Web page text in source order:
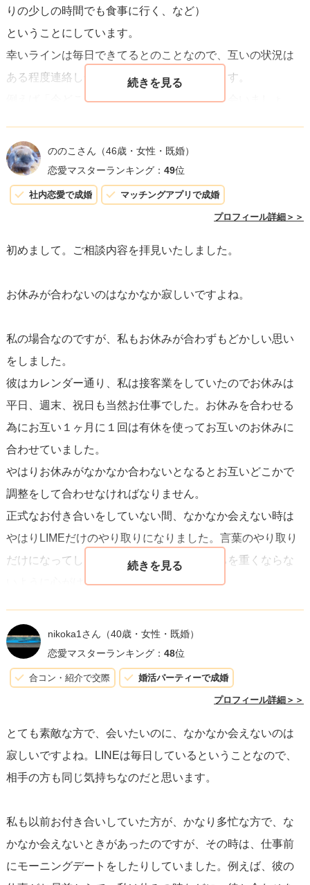
り越えることで関係がより強固なものになることを信じ
て、ポジティブな気持ちで取り組んでみてください。
りの少しの時間でも食事に行く、など）
ということにしています。
幸いラインは毎日できてるとのことなので、互いの状況は
ある程度連絡し合えるのではないかと思います。
例えば「今どこそこにいるから近くにいたら会いましょ
「これからどこそこへ行くけど時間が合えば来ません
か？」などと、
連絡し合える状況を利用しない手はありません。
少し慌ただしいデートになるかもしれませんが、突然会う
工夫してみるといいと思います。
ののこさん （46歳・女性・既婚）
恋愛マスターランキング： 49位
社内恋愛で成婚 マッチングアプリで成婚
プロフィール詳細＞＞
初めまして。ご相談内容を拝見いたしました。
お休みが合わないのはなかなか寂しいですよね。
私の場合なのですが、私もお休みが合わずもどかしい思い
をしました。
彼はカレンダー通り、私は接客業をしていたのでお休みは
平日、週末、祝日も当然お仕事でした。お休みを合わせる
為にお互い１ヶ月に１回は有休を使ってお互いのお休みに
合わせていました。
やはりお休みがなかなか合わないとなるとお互いどこかで
調整をして合わせなければなりません。
正式なお付き合いをしていない間、なかなか会えない時は
やはりLIMEだけのやり取りになりました。言葉のやり取り
だけになってしまうので感謝や自分の気持ちを重くならな
いように心がけて伝えていましたｗ
きや趣味の時間にして大切にしていました。彼だけに没頭
してしまうと寂しさや自分自身の色んな焦りが先走ってし
まい冷静な判断ができなくなって彼との関係もこじれてし
る事で次に彼に会うのが楽しみだったりもしました。
同年代のちょっとした意見として、ある程度の年齢を重ね
のではないのかなと思います。出会ってほやほやの時期は
感情に流されがちですが（そこは年を重ねても変わらない
感情だと思います♪）程よい距離感も大切な部分かと思いま
nikoka1さん （40歳・女性・既婚）
恋愛マスターランキング： 48位
合コン・紹介で交際 婚活パーティーで成婚
プロフィール詳細＞＞
とても素敵な方で、会いたいのに、なかなか会えないのは
寂しいですよね。LINEは毎日しているということなので、
相手の方も同じ気持ちなのだと思います。
私も以前お付き合いしていた方が、かなり多忙な方で、な
かなか会えないときがあったのですが、その時は、仕事前
にモーニングデートをしたりしていました。例えば、彼の